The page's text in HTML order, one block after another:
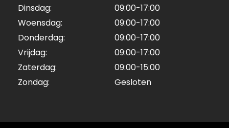
Dinsdag:
09:00-17:00
Woensdag:
09:00-17:00
Donderdag:
09:00-17:00
Vrijdag:
09:00-17:00
Zaterdag:
09:00-15:00
Zondag:
Gesloten